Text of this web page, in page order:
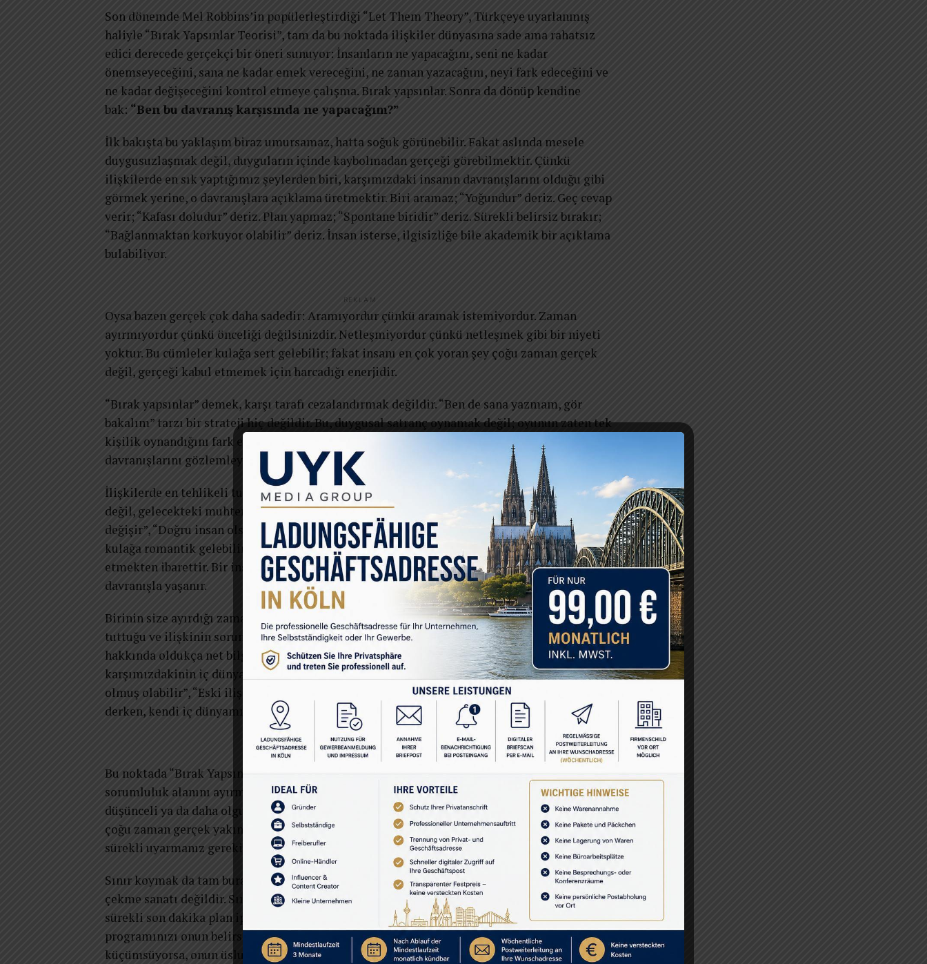
Son dönemde Mel Robbins’in popülerleştirdiği “Let Them Theory”, Türkçeye uyarlanmış
haliyle “Bırak Yapsınlar Teorisi”, tam da bu noktada ilişkiler dünyasına sade ama rahatsız
edici derecede gerçekçi bir öneri sunuyor: İnsanların ne yapacağını, seni ne kadar
önemseyeceğini, sana ne kadar emek vereceğini, ne zaman yazacağını, neyi fark edeceğini ve
ne kadar değişeceğini kontrol etmeye çalışma. Bırak yapsınlar. Sonra da dönüp kendine
bak: “Ben bu davranış karşısında ne yapacağım?”
İlk bakışta bu yaklaşım biraz umursamaz, hatta soğuk görünebilir. Fakat aslında mesele
duygusuzlaşmak değil, duyguların içinde kaybolmadan gerçeği görebilmektir. Çünkü
ilişkilerde en sık yaptığımız şeylerden biri, karşımızdaki insanın davranışlarını olduğu gibi
görmek yerine, o davranışlara açıklama üretmektir. Biri aramaz; “Yoğundur” deriz. Geç cevap
verir; “Kafası doludur” deriz. Plan yapmaz; “Spontane biridir” deriz. Sürekli belirsiz bırakır;
“Bağlanmaktan korkuyor olabilir” deriz. İnsan isterse, ilgisizliğe bile akademik bir açıklama
bulabiliyor.
REKLAM
Oysa bazen gerçek çok daha sadedir: Aramıyordur çünkü aramak istemiyordur. Zaman
ayırmıyordur çünkü önceliği değilsinizdir. Netleşmiyordur çünkü netleşmek gibi bir niyeti
yoktur. Bu cümleler kulağa sert gelebilir; fakat insanı en çok yoran şey çoğu zaman gerçek
değil, gerçeği kabul etmemek için harcadığı enerjidir.
“Bırak yapsınlar” demek, karşı tarafı cezalandırmak değildir. “Ben de sana yazmam, gör
bakalım” tarzı bir strateji hiç değildir. Bu, duygusal satranç oynamak değil; oyunun zaten tek
kişilik oynandığını fark etmektir. Amaç karşınızdakini manipüle etmek değil, onun
davranışlarını gözlemleyip kendi hayatınız hakkında daha dürüst kararlar verebilmektir.
İlişkilerde en tehlikeli tuzaklardan biri, kişinin karşısındaki insanın bugünkü davranışlarına
değil, gelecekteki muhtemel versiyonuna bağlanmasıdır. “Aslında çok iyi biri”, “Zamanla
değişir”, “Doğru insan olsam belki açılır”, “Beni seviyor ama gösteremiyor” gibi cümleler
kulağa romantik gelebilir. Ancak bazen romantizm dediğimiz şey, veriye rağmen umut
etmekten ibarettir. Bir insanın potansiyeli elbette değerlidir; fakat ilişki potansiyelle değil,
davranışla yaşanır.
Birinin size ayırdığı zaman, kurduğu iletişim, kriz anındaki tutumu, verdiği sözleri ne kadar
tuttuğu ve ilişkinin sorumluluğunu ne kadar paylaştığı; bütün bunlar ilişkinin gerçek kalitesi
hakkında oldukça net bilgiler verir. Ne var ki biz bazen bu bilgileri görmezden gelip,
karşımızdakinin iç dünyasına dair doktora tezi yazmayı tercih ederiz. “Çocukluğunda böyle
olmuş olabilir”, “Eski ilişkisinden etkilenmiş olabilir”, “Aslında içinde çok derin biri var”
derken, kendi iç dünyamızın alarm verdiğini fark etmeyiz.
REKLAM
Bu noktada “Bırak Yapsınlar Teorisi”nin en önemli katkısı, kişiyi kontrol alanı ile
sorumluluk alanını ayırmaya çağırmasıdır. Birini daha ilgili, daha sadık, daha açık, daha
düşünceli ya da daha olgun biri olmaya zorlayamazsınız. Zorladığınızda elde ettiğiniz şey
çoğu zaman gerçek yakınlık değil, kısa süreli bir davranış düzeltmesidir. Kısacası, insanları
sürekli uyarmanız gerekiyorsa, orada sevgi değil, bakım gerektiren bir sistem vardır.
Sınır koymak da tam burada devreye girer. Sınır, çoğu kişinin sandığı gibi dramatik bir rest
çekme sanatı değildir. Sınır, “Benim için sağlıklı olan bu” diyebilme becerisidir. Partneriniz
sürekli son dakika plan iptal ediyorsa, onu dakik biri yapamayabilirsiniz. Ama kendi
programınızı onun belirsizliklerine emanet etmeyebilirsiniz. Tartışmalarda sizi
küçümsüyorsa, onun üslubunu yönetemeyebilirsiniz. Ama o üslubun sizin hayatınızdaki